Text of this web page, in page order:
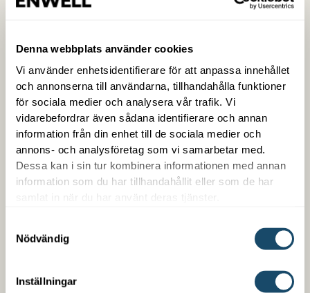
Denna webbplats använder cookies
Vi använder enhetsidentifierare för att anpassa innehållet
och annonserna till användarna, tillhandahålla funktioner
för sociala medier och analysera vår trafik. Vi
vidarebefordrar även sådana identifierare och annan
information från din enhet till de sociala medier och
annons- och analysföretag som vi samarbetar med.
Dessa kan i sin tur kombinera informationen med annan
information som du har tillhandahållit eller som de har
samlat in när du har använt deras tjänster.
Nödvändig
Inställningar
Trygg med Enwell
Som kund hos oss får du en samlad kontakt med
trygg snabb service. Vi är enkla att arbeta med,
kompetenta på det vi gör och är din partner över en
det handlar om ett nybygge eller en befintlig